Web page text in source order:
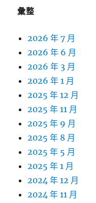
彙整
2026 年 7 月
2026 年 6 月
2026 年 3 月
2026 年 1 月
2025 年 12 月
2025 年 11 月
2025 年 9 月
2025 年 8 月
2025 年 5 月
2025 年 1 月
2024 年 12 月
2024 年 11 月